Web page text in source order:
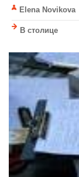
Elena Novikova
В столице